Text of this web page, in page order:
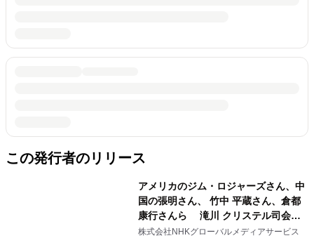
この発行者のリリース
アメリカのジム・ロジャーズさん、中
国の張明さん、 竹中 平蔵さん、倉都
康行さんら 滝川 クリステル司会の
「NHK」の国際討論番組で 「金融緩
株式会社NHKグローバルメディアサービス